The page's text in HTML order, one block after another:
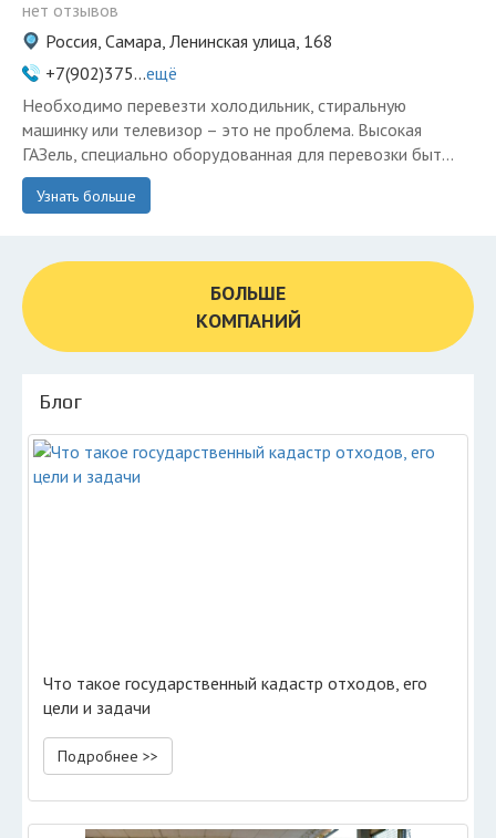
нет отзывов
Россия, Самара, Ленинская улица, 168
+7(902)375...ещё
Необходимо перевезти холодильник, стиральную
машинку или телевизор – это не проблема. Высокая
ГАЗель, специально оборудованная для перевозки быт...
Узнать больше
БОЛЬШЕ
КОМПАНИЙ
Блог
Что такое государственный кадастр отходов, его
цели и задачи
Подробнее >>